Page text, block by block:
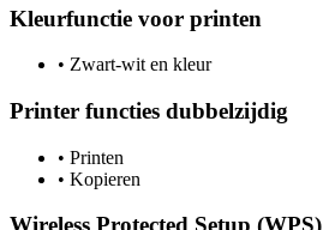
Kleurfunctie voor printen
• Zwart-wit en kleur
Printer functies dubbelzijdig
• Printen
• Kopieren